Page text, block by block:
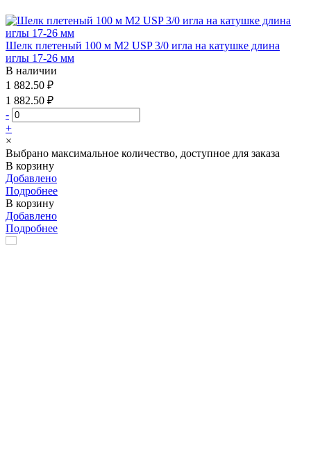
Шелк плетеный 100 м М2 USP 3/0 игла на катушке длина
иглы 17-26 мм
В наличии
1 882.50 ₽
1 882.50 ₽
-
+
×
Выбрано максимальное количество, доступное для заказа
В корзину
Добавлено
Подробнее
В корзину
Добавлено
Подробнее